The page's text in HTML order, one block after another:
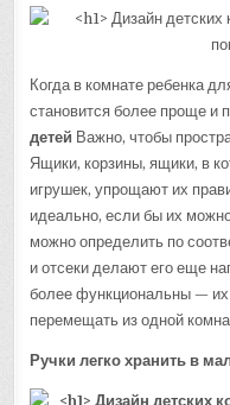
Когда в комнате ребенка
становится более проще и
детей Важно, чтобы
Ящики, корзины, ящики, в
игрушек, упрощают их
идеально, если бы их
можно определить по
и отсеки делают его еще
более функциональны —
перемещать из одной
Ручки легко хранить в